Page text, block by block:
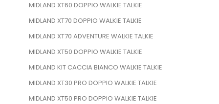
MIDLAND XT60 DOPPIO WALKIE TALKIE
MIDLAND XT70​ DOPPIO WALKIE TALKIE
MIDLAND XT70 ADVENTURE WALKIE TALKIE
MIDLAND XT50 DOPPIO WALKIE TALKIE
MIDLAND KIT CACCIA BIANCO WALKIE TALKIE
MIDLAND XT30 PRO DOPPIO WALKIE TALKIE
MIDLAND XT50 PRO DOPPIO WALKIE TALKIE